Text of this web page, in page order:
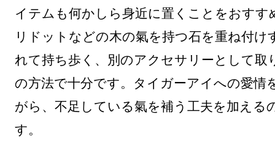
イテムも何かしら身近に置くことをおすす
リドットなどの木の氣を持つ石を重ね付け
れて持ち歩く、別のアクセサリーとして取
の方法で十分です。タイガーアイへの愛情
がら、不足している氣を補う工夫を加える
す。